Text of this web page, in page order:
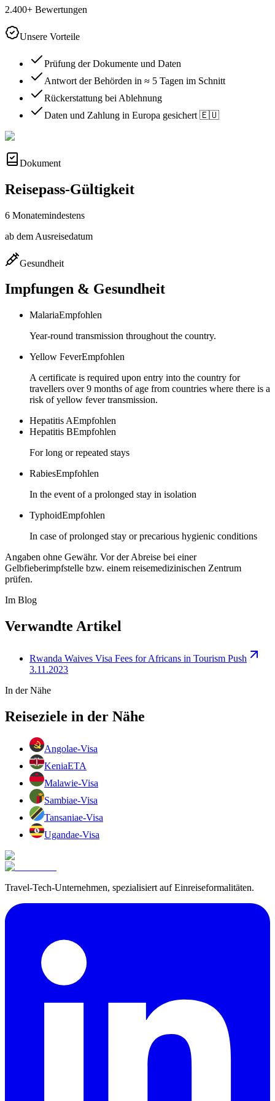
2.400+ Bewertungen
Unsere Vorteile
Prüfung der Dokumente und Daten
Antwort der Behörden in ≈ 5 Tagen im Schnitt
Rückerstattung bei Ablehnung
Daten und Zahlung in Europa gesichert 🇪🇺
Dokument
Reisepass-Gültigkeit
6 Monatemindestens
ab dem Ausreisedatum
Gesundheit
Impfungen & Gesundheit
MalariaEmpfohlen
Year-round transmission throughout the country.
Yellow FeverEmpfohlen
A certificate is required upon entry into the country for
travellers over 9 months of age from countries where there is a
risk of yellow fever transmission.
Hepatitis AEmpfohlen
Hepatitis BEmpfohlen
For long or repeated stays
RabiesEmpfohlen
In the event of a prolonged stay in isolation
TyphoidEmpfohlen
In case of prolonged stay or precarious hygienic conditions
Angaben ohne Gewähr. Vor der Abreise bei einer
Gelbfieberimpfstelle bzw. einem reisemedizinischen Zentrum
prüfen.
Im Blog
Verwandte Artikel
Rwanda Waives Visa Fees for Africans in Tourism Push
3.11.2023
In der Nähe
Reiseziele in der Nähe
Angolae-Visa
KeniaETA
Malawie-Visa
Sambiae-Visa
Tansaniae-Visa
Ugandae-Visa
Travel-Tech-Unternehmen, spezialisiert auf Einreiseformalitäten.